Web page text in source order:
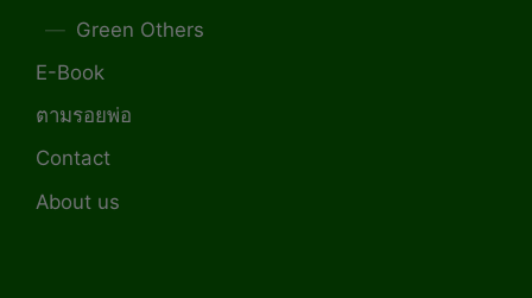
Green Others
E-Book
ตามรอยพ่อ
Contact
About us